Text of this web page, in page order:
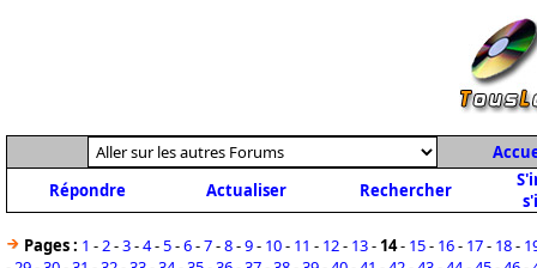
Répondre
Actualiser Rechercher
Pages : 1 -2-3-4-5-6-7-8-9- 10- 11 - 12- 13- 14- 15- 16- 17- 18-